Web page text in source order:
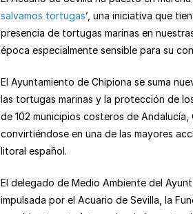
at
s
A
p
p
c
e
b
o
o
k
ail e
gr
a
m
e
s
k
y
salvamos tortugas’, una iniciativa que
presencia de tortugas marinas en
época especialmente sensible para su
El Ayuntamiento de Chipiona se suma
las tortugas marinas y la protección de
de 102 municipios costeros de Andalucía,
convirtiéndose en una de las mayores
litoral español.
El delegado de Medio Ambiente del
impulsada por el Acuario de Sevilla, la